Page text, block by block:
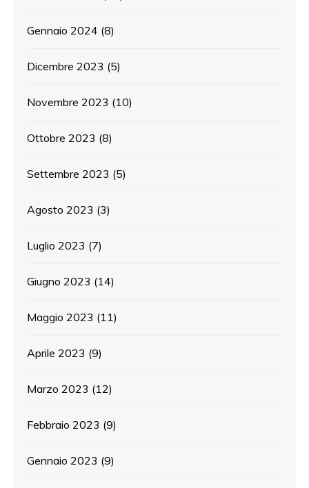
Gennaio 2024 (8)
Dicembre 2023 (5)
Novembre 2023 (10)
Ottobre 2023 (8)
Settembre 2023 (5)
Agosto 2023 (3)
Luglio 2023 (7)
Giugno 2023 (14)
Maggio 2023 (11)
Aprile 2023 (9)
Marzo 2023 (12)
Febbraio 2023 (9)
Gennaio 2023 (9)